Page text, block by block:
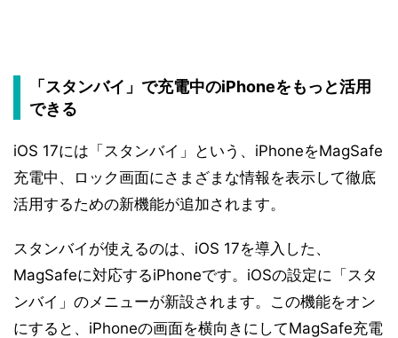
「スタンバイ」で充電中のiPhoneをもっと活用
できる
iOS 17には「スタンバイ」という、iPhoneをMagSafe
充電中、ロック画面にさまざまな情報を表示して徹底
活用するための新機能が追加されます。
スタンバイが使えるのは、iOS 17を導入した、
MagSafeに対応するiPhoneです。iOSの設定に「スタ
ンバイ」のメニューが新設されます。この機能をオン
にすると、iPhoneの画面を横向きにしてMagSafe充電